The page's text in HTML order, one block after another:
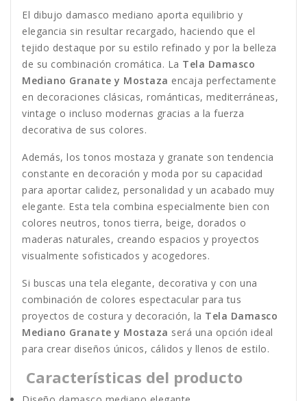
El dibujo damasco mediano aporta equilibrio y
elegancia sin resultar recargado, haciendo que el
tejido destaque por su estilo refinado y por la belleza
de su combinación cromática. La Tela Damasco
Mediano Granate y Mostaza encaja perfectamente
en decoraciones clásicas, románticas, mediterráneas,
vintage o incluso modernas gracias a la fuerza
decorativa de sus colores.
Además, los tonos mostaza y granate son tendencia
constante en decoración y moda por su capacidad
para aportar calidez, personalidad y un acabado muy
elegante. Esta tela combina especialmente bien con
colores neutros, tonos tierra, beige, dorados o
maderas naturales, creando espacios y proyectos
visualmente sofisticados y acogedores.
Si buscas una tela elegante, decorativa y con una
combinación de colores espectacular para tus
proyectos de costura y decoración, la Tela Damasco
Mediano Granate y Mostaza será una opción ideal
para crear diseños únicos, cálidos y llenos de estilo.
Características del producto